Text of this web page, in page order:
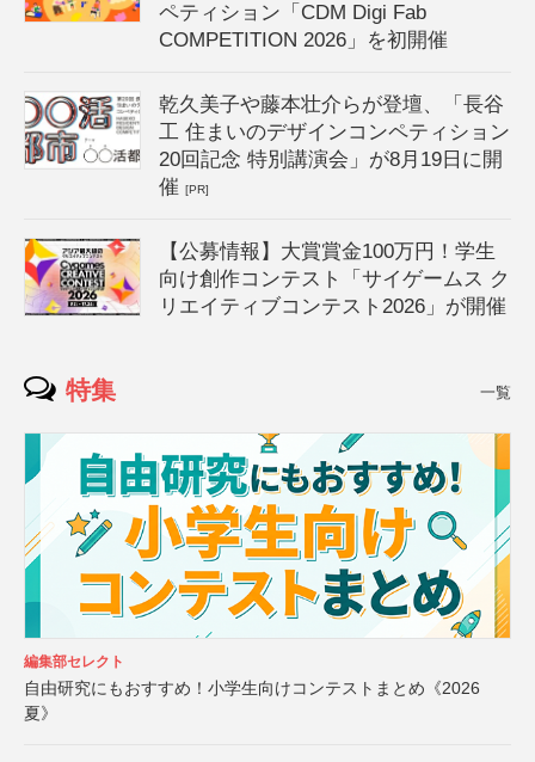
ペティション「CDM Digi Fab
COMPETITION 2026」を初開催
乾久美子や藤本壮介らが登壇、「長谷
工 住まいのデザインコンペティション
20回記念 特別講演会」が8月19日に開
催[PR]
【公募情報】大賞賞金100万円！学生
向け創作コンテスト「サイゲームス ク
リエイティブコンテスト2026」が開催
特集 一覧
編集部セレクト
自由研究にもおすすめ！小学生向けコンテストまとめ《2026
夏》